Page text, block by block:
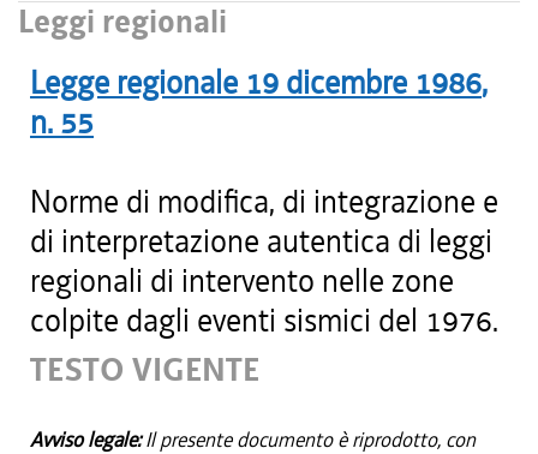
Leggi regionali
Legge regionale 19 dicembre 1986,
n. 55
Norme di modifica, di integrazione e
di interpretazione autentica di leggi
regionali di intervento nelle zone
colpite dagli eventi sismici del 1976.
TESTO VIGENTE
Avviso legale:Il presente documento è riprodotto, con